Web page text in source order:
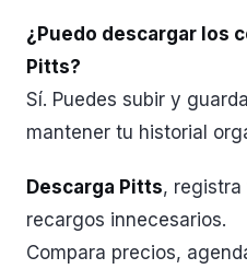
¿Puedo descargar los
Pitts?
Sí. Puedes subir y
mantener tu historial
Descarga Pitts,
recargos innecesarios.
Compara precios,